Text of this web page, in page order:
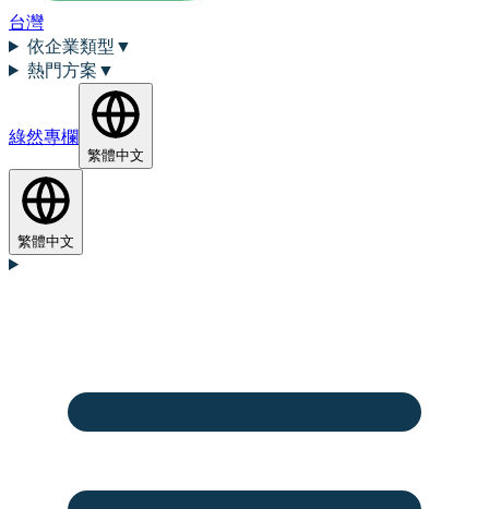
台灣
依企業類型 ▼
熱門方案 ▼
綠然專欄
繁體中文
繁體中文